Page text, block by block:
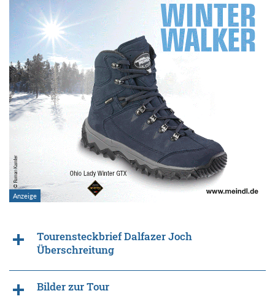
Tourensteckbrief Dalfazer Joch
Überschreitung
Bilder zur Tour